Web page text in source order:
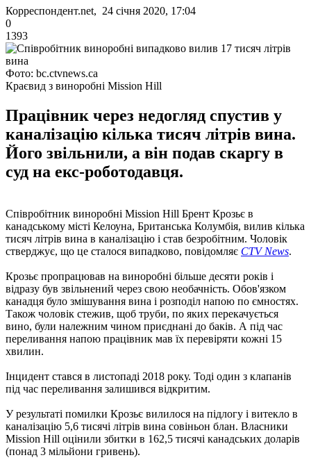
Корреспондент.net, 24 січня 2020, 17:04
0
1393
Фото: bc.ctvnews.ca
Краєвид з виноробні Mission Hill
Працівник через недогляд спустив у
каналізацію кілька тисяч літрів вина.
Його звільнили, а він подав скаргу в
суд на екс-роботодавця.
Співробітник виноробні Mission Hill Брент Крозьє в
канадському місті Келоуна, Британська Колумбія, вилив кілька
тисяч літрів вина в каналізацію і став безробітним. Чоловік
стверджує, що це сталося випадково, повідомляє СTV News.
Крозьє пропрацював на виноробні більше десяти років і
відразу був звільнений через свою необачність. Обов'язком
канадця було змішування вина і розподіл напою по ємностях.
Також чоловік стежив, щоб труби, по яких перекачується
вино, були належним чином приєднані до баків. А під час
переливання напою працівник мав їх перевіряти кожні 15
хвилин.
Інцидент стався в листопаді 2018 року. Тоді один з клапанів
під час переливання залишився відкритим.
У результаті помилки Крозьє вилилося на підлогу і витекло в
каналізацію 5,6 тисячі літрів вина совіньон блан. Власники
Mission Hill оцінили збитки в 162,5 тисячі канадських доларів
(понад 3 мільйони гривень).